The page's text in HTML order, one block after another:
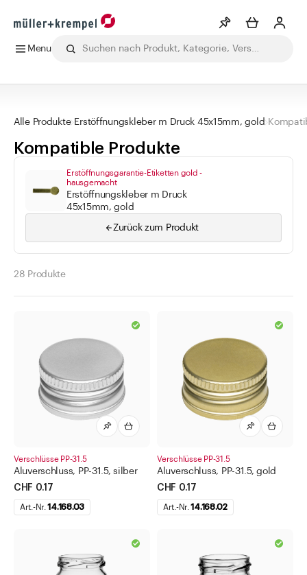
Menu
Merkliste Mehr anzeigen
Info
Apothekenbedarf
Gläser
Verschlüsse
Shop the Look
Helpcenter
Unternehmen
Alle Produkte Erstöffnungskleber m Druck 45x15mm, gold
Kompatible Produkte
Erstöffnungsgarantie-Etiketten gold -
hausgemacht
Erstöffnungskleber m Druck
45x15mm, gold
Zurück zum Produkt
28 Produkte
Verschlüsse PP-31.5
Aluverschluss, PP-31.5, silber
CHF 0.17
Art.-Nr.14.168.03
Verschlüsse PP-31.5
Aluverschluss, PP-31.5, gold
CHF 0.17
Art.-Nr.14.168.02